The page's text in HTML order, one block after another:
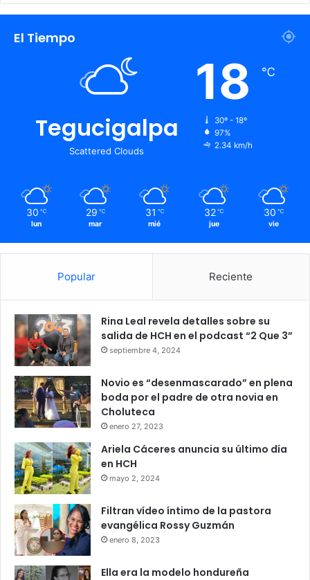
El Tiempo
Tegucigalpa
Scattered Clouds
18 ℃
30º - 18º
97%
2.34 km/h
30 ℃
lun
29 ℃
mar
31 ℃
mié
32 ℃
jue
30 ℃
vie
Popular Reciente
Rina Leal revela detalles sobre su
salida de HCH en el podcast “2 Que 3”
septiembre 4, 2024
Novio es “desenmascarado” en plena
boda por el padre de otra novia en
Choluteca
enero 27, 2023
Ariela Cáceres anuncia su último día
en HCH
mayo 2, 2024
Filtran vídeo íntimo de la pastora
evangélica Rossy Guzmán
enero 8, 2023
Ella era la modelo hondureña